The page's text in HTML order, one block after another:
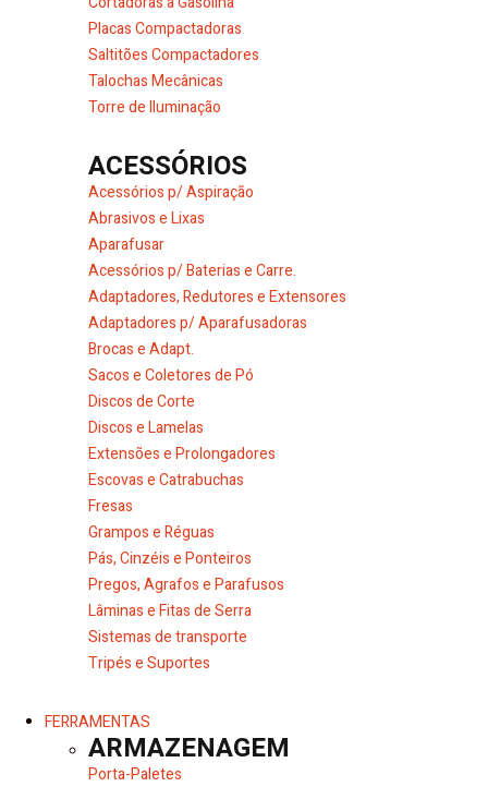
Placas Compactadoras
Saltitões Compactadores
Talochas Mecânicas
Torre de Iluminação
ACESSÓRIOS
Acessórios p/ Aspiração
Abrasivos e Lixas
Aparafusar
Acessórios p/ Baterias e Carre.
Adaptadores, Redutores e Extensores
Adaptadores p/ Aparafusadoras
Brocas e Adapt.
Sacos e Coletores de Pó
Discos de Corte
Discos e Lamelas
Extensões e Prolongadores
Escovas e Catrabuchas
Fresas
Grampos e Réguas
Pás, Cinzéis e Ponteiros
Pregos, Agrafos e Parafusos
Lâminas e Fitas de Serra
Sistemas de transporte
Tripés e Suportes
FERRAMENTAS
ARMAZENAGEM
Porta-Paletes